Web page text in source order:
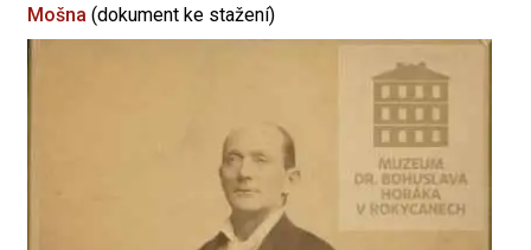
Mošna (dokument ke stažení)